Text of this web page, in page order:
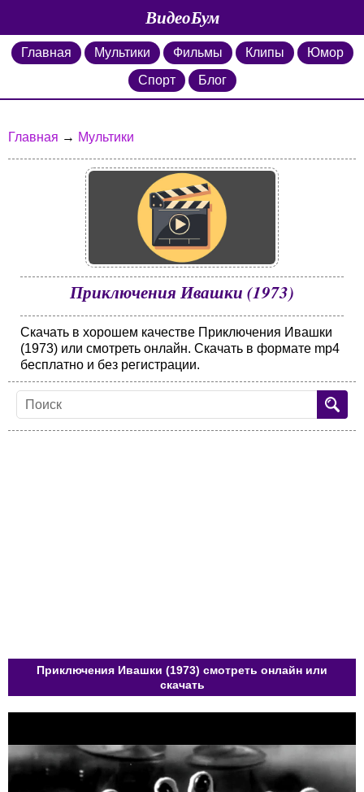
ВидеоБум
Главная Мультики Фильмы Клипы
Юмор
Спорт
Блог
Главная → Мультики
Приключения Ивашки (1973)
Скачать в хорошем качестве Приключения Ивашки
(1973) или смотреть онлайн. Скачать в формате mp4
бесплатно и без регистрации.
Приключения Ивашки (1973) смотреть онлайн или
скачать